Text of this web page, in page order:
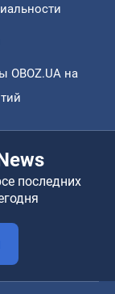
OBOZ.UA на
последних